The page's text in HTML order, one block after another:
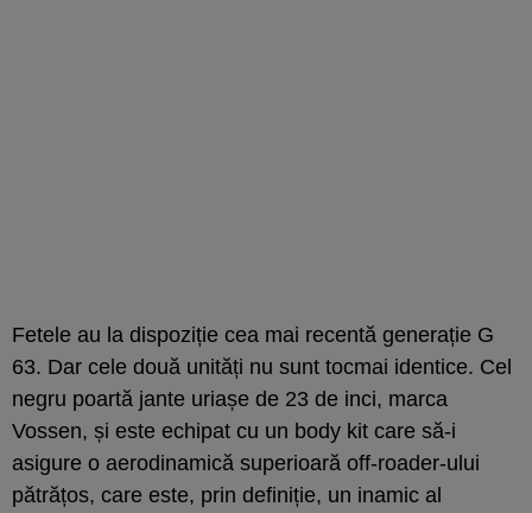
Fetele au la dispoziție cea mai recentă generație G
63. Dar cele două unități nu sunt tocmai identice. Cel
negru poartă jante uriașe de 23 de inci, marca
Vossen, și este echipat cu un body kit care să-i
asigure o aerodinamică superioară off-roader-ului
pătrățos, care este, prin definiție, un inamic al